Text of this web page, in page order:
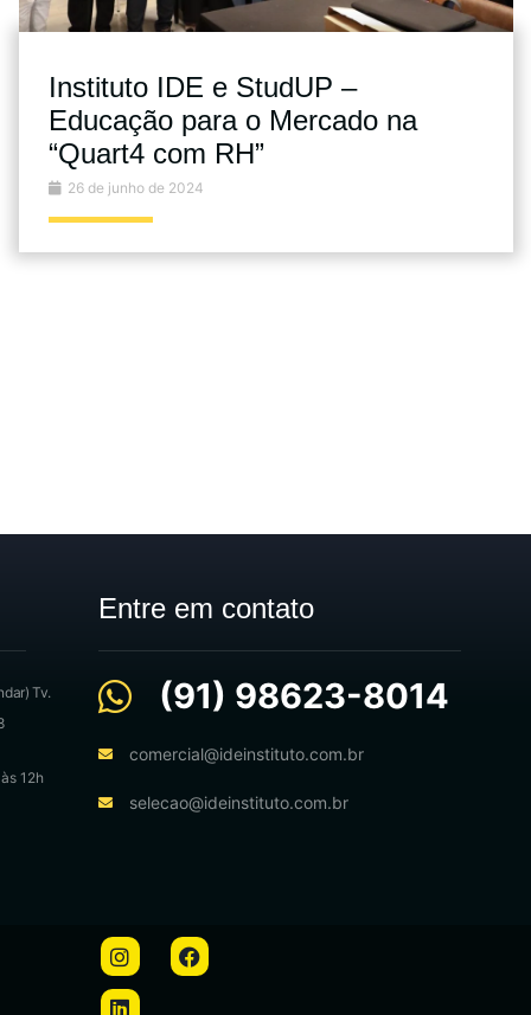
Instituto IDE e StudUP –
Educação para o Mercado na
“Quart4 com RH”
26 de junho de 2024
Tv.
12h
Entre em contato
(91) 98623-8014
comercial@ideinstituto.com.br
selecao@ideinstituto.com.br